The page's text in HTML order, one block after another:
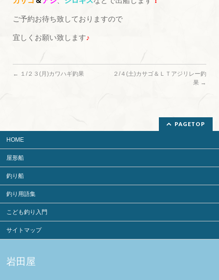
ご予約お待ち致しておりますので
宜しくお願い致します♪
← １/２３(月)カワハギ釣果
２/４(土)カサゴ＆ＬＴアジリレー釣
果 →
PAGETOP
HOME
屋形船
釣り船
釣り用語集
こども釣り入門
サイトマップ
岩田屋